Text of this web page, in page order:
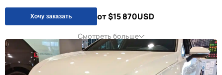
Хочу заказать от $15 870USD
Смотреть больше